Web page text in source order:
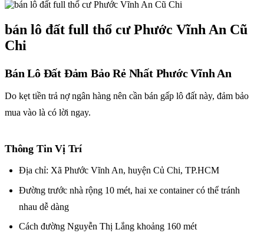
bán lô đất full thổ cư Phước Vĩnh An Cũ
Chi
Bán Lô Đất Đảm Bảo Rẻ Nhất Phước Vĩnh An
Do kẹt tiền trả nợ ngân hàng nên cần bán gấp lô đất này, đảm bảo
mua vào là có lời ngay.
Thông Tin Vị Trí
Địa chỉ: Xã Phước Vĩnh An, huyện Củ Chi, TP.HCM
Đường trước nhà rộng 10 mét, hai xe container có thể tránh
nhau dễ dàng
Cách đường Nguyễn Thị Lắng khoảng 160 mét